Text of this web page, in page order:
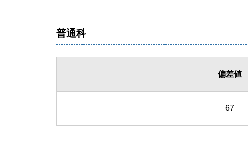
普通科
偏差値
67